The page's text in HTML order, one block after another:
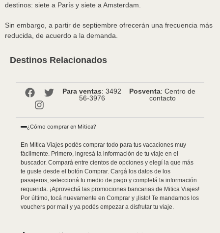
destinos: siete a París y siete a Amsterdam.
Sin embargo, a partir de septiembre ofrecerán una frecuencia más
reducida, de acuerdo a la demanda.
Destinos Relacionados
Para ventas: 3492
56-3976
Posventa: Centro de
contacto
¿Cómo comprar en Mitica?
En Mitica Viajes podés comprar todo para tus vacaciones muy
fácilmente. Primero, ingresá la información de tu viaje en el
buscador. Compará entre cientos de opciones y elegí la que más
te guste desde el botón Comprar. Cargá los datos de los
pasajeros, seleccioná tu medio de pago y completá la información
requerida. ¡Aprovechá las promociones bancarias de Mitica Viajes!
Por último, tocá nuevamente en Comprar y ¡listo! Te mandamos los
vouchers por mail y ya podés empezar a disfrutar tu viaje.